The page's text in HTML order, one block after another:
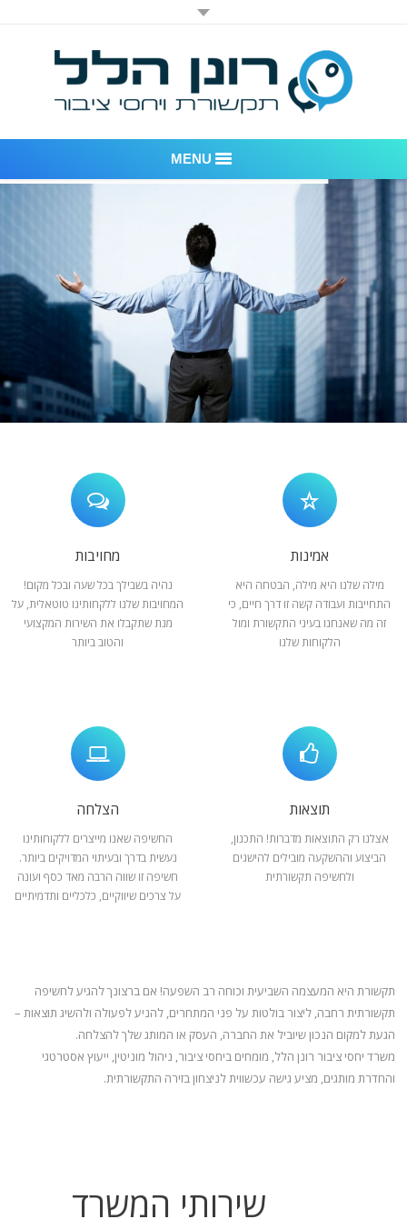
MENU
דוגמאות לעבודות שביצענו
לקוחות – משרד יחסי ציבור רונן הלל
חדר חדשות
המלצות
צור קשר
אמינות
מילה שלנו היא מילה, הבטחה היא
התחייבות ועבודה קשה זו דרך חיים, כי
זה מה שאנחנו בעיני התקשורת ומול
הלקוחות שלנו
מחויבות
נהיה בשבילך בכל שעה ובכל מקום!
המחויבות שלנו ללקחותינו טוטאלית, על
מנת שתקבלו את השירות המקצועי
והטוב ביותר
תוצאות
אצלנו רק התוצאות מדברות! התכנון,
הביצוע וההשקעה מובילים להישגים
ולחשיפה תקשורתית
הצלחה
החשיפה שאנו מייצרים ללקוחותינו
נעשית בדרך ובעיתוי המדויקים ביותר.
חשיפה זו שווה הרבה מאד כסף ועונה
על צרכים שיווקיים, כלכליים ותדמיתיים
תקשורת היא המעצמה השביעית וכוחה רב השפעה! אם ברצונך להגיע לחשיפה
תקשורתית רחבה, ליצור בולטות על פני המתחרים, להניעלפעולה ולהשיג תוצאות –
הגעת למקום הנכון שיוביל את החברה, העסק או המותג שלך להצלחה.
משרד יחסי ציבור רונן הלל, מומחים ביחסי ציבור, ניהול מוניטין, ייעוץ אסטרטגי
והחדרת מותגים, מציע גישה עכשווית לניצחון בזירה התקשורתית.
שירותי המשרד